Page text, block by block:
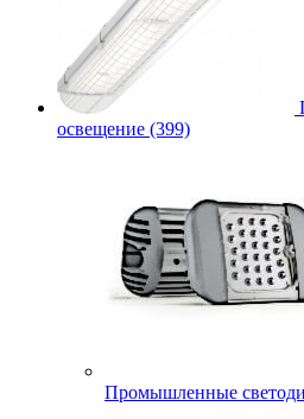
освещение (399)
Промышленные